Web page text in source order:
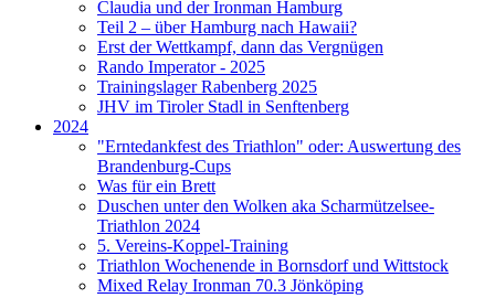
Claudia und der Ironman Hamburg
Teil 2 – über Hamburg nach Hawaii?
Erst der Wettkampf, dann das Vergnügen
Rando Imperator - 2025
Trainingslager Rabenberg 2025
JHV im Tiroler Stadl in Senftenberg
2024
"Erntedankfest des Triathlon" oder: Auswertung des
Brandenburg-Cups
Was für ein Brett
Duschen unter den Wolken aka Scharmützelsee-
Triathlon 2024
5. Vereins-Koppel-Training
Triathlon Wochenende in Bornsdorf und Wittstock
Mixed Relay Ironman 70.3 Jönköping